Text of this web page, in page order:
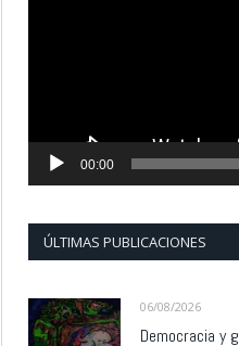
00:00
ÚLTIMAS PUBLICACIONES
06/08/2026
Democracia y